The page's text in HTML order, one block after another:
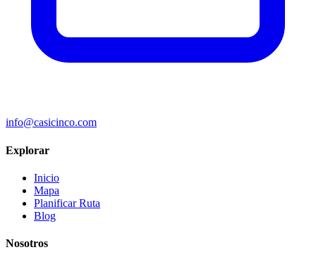
info@casicinco.com
Explorar
Inicio
Mapa
Planificar Ruta
Blog
Nosotros